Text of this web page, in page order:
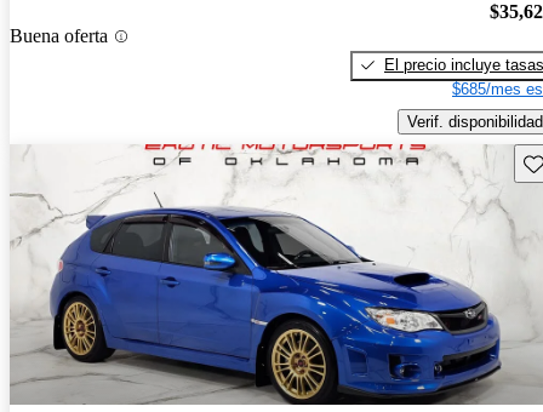
Buena oferta
El precio incluye tasas
$685/mes
Verif. disponibilidad